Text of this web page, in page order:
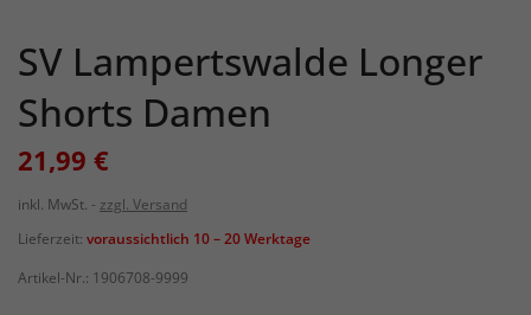
SV Lampertswalde Longer
Shorts Damen
21,99 €
inkl. MwSt.
zzgl. Versand
Lieferzeit: voraussichtlich 10 – 20 Werktage
Artikel-Nr.: 1906708-9999